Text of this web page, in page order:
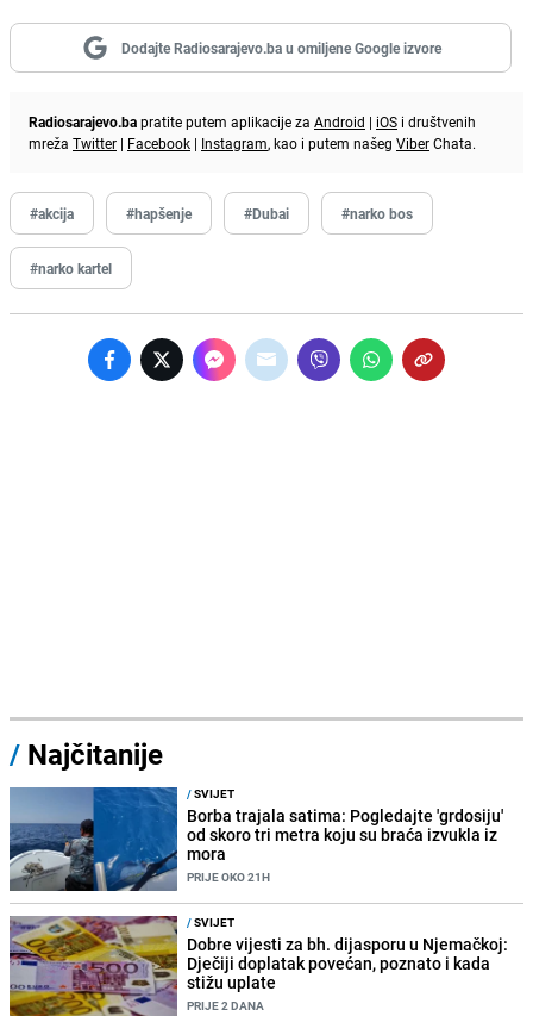
Dodajte Radiosarajevo.ba u omiljene Google izvore
Radiosarajevo.bapratite putem aplikacije za Android | iOS i društvenih
mreža Twitter | Facebook | Instagram, kao i putem našeg ViberChata.
#akcija #hapšenje #Dubai #narko bos
#narko kartel
/ Najčitanije
/SVIJET
Borba trajala satima: Pogledajte 'grdosiju'
od skoro tri metra koju su braća izvukla iz
mora
PRIJE OKO 21H
/SVIJET
Dobre vijesti za bh. dijasporu u Njemačkoj:
Dječiji doplatak povećan, poznato i kada
stižu uplate
PRIJE 2 DANA